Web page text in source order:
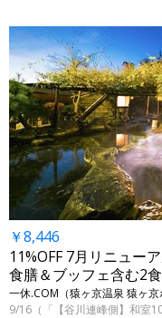
￥8,446
11%OFF 7月リニュー
食膳＆ブッフェ含む2
一休.COM（猿ヶ京温泉 猿ヶ京